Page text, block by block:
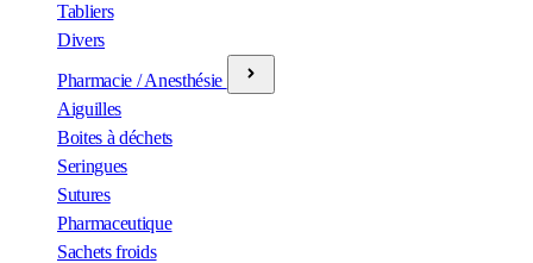
Tabliers
Divers
Pharmacie / Anesthésie
Aiguilles
Boites à déchets
Seringues
Sutures
Pharmaceutique
Sachets froids